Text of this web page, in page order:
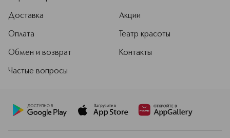
Доставка
Оплата
Обмен и возврат
Частые вопросы
Акции
Театр красоты
Контакты